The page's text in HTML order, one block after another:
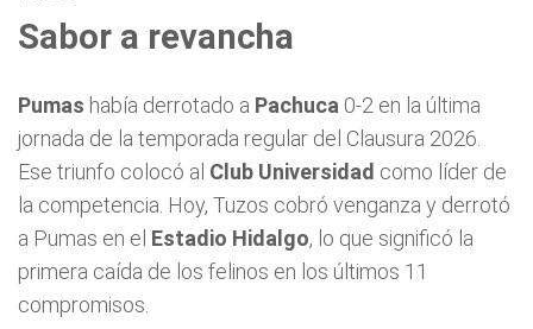
Sabor a revancha
Pumas había derrotado a Pachuca 0-2 en la última
jornada de la temporada regular del Clausura 2026.
Ese triunfo colocó al Club Universidad como líder de
la competencia. Hoy, Tuzos cobró venganza y derrotó
a Pumas en el Estadio Hidalgo, lo que significó la
primera caída de los felinos en los últimos 11
compromisos.